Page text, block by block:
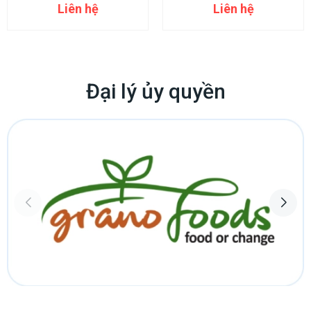
Phạm vi điều chỉnh thời gian: 0 ~ 99 giây
Nguồn điện: 220V/50HZ
Bể điều nhiệt (Tùy chọn)
Kích thước lòng bể: D310 x R180 x C200mm
Nhiệt độ làm việc: 5 ~ 60ºC
Độ chính xác nhiệt độ: ±0.1ºC
Công suất gia nhiệt: 1000W
Nguồn điện: 220V, 50Hz, 2000W
Liên hệ Liên hệ
Đại lý ủy quyền